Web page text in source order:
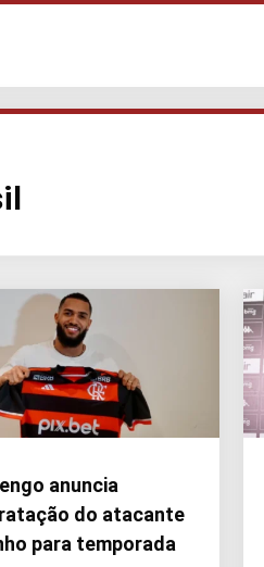
anuncia
do atacante
para temporada